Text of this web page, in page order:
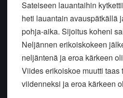
Sateiseen lauantaihin
heti lauantain avauspätkällä
pohja-aika. Sijoitus koheni
Neljännen erikoiskokeen
neljäntenä ja eroa kärkeen
Viides erikoiskoe muutti taas
viidenneksi ja eroa kärkeen